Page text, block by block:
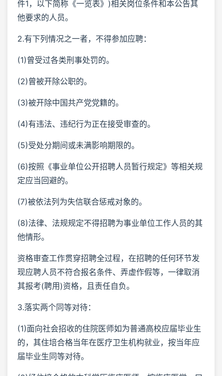
件1，以下简称《一览表》)相关岗位条件和本公告其
他要求的人员。
2.有下列情况之一者，不得参加应聘：
(1)曾受过各类刑事处罚的。
(2)曾被开除公职的。
(3)被开除中国共产党党籍的。
(4)有违法、违纪行为正在接受审查的。
(5)受处分期间或未满影响期限的。
(6)按照《事业单位公开招聘人员暂行规定》等相关规
定应当回避的。
(7)被依法列为失信联合惩戒对象的。
(8)法律、法规规定不得招聘为事业单位工作人员的其
他情形。
资格审查工作贯穿招聘全过程，在招聘的任何环节发
现应聘人员不符合报名条件、弄虚作假等，一律取消
其报考(聘用)资格，且责任自负。
3.落实两个同等对待：
(1)面向社会招收的住院医师如为普通高校应届毕业生
的，其住培合格当年在医疗卫生机构就业，按当年应
届毕业生同等对待。